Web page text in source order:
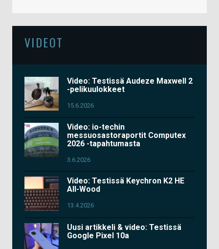
VIDEOT
Video: Testissä Audeze Maxwell 2
-pelikuulokkeet
15.6.2026
Video: io-techin
messuosastoraportit Computex
2026 -tapahtumasta
3.6.2026
Video: Testissä Keychron K2 HE
All-Wood
13.4.2026
Uusi artikkeli & video: Testissä
Google Pixel 10a